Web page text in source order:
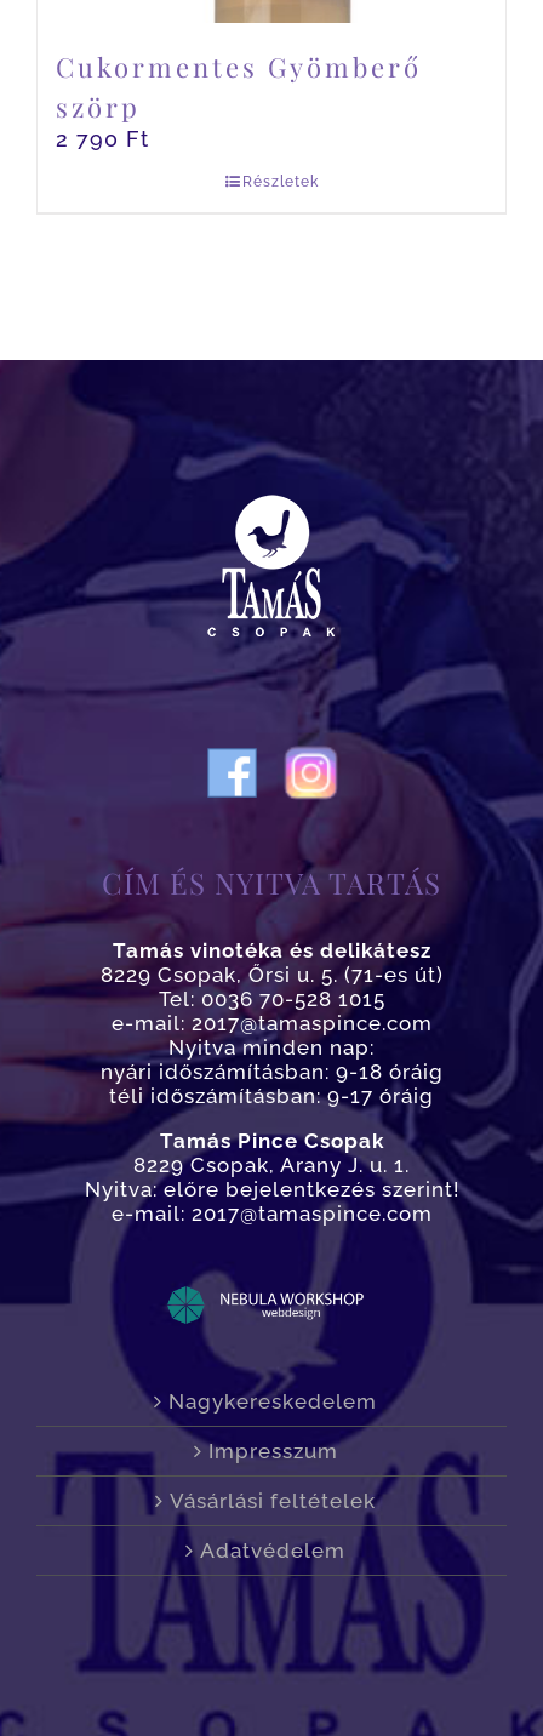
Cukormentes Gyömberő
szörp
2 790 Ft
Részletek
CÍM ÉS NYITVA TARTÁS
Tamás vinotéka és delikátesz
8229 Csopak, Őrsi u. 5. (71-es út)
Tel: 0036 70-528 1015
e-mail: 2017@tamaspince.com
Nyitva minden nap:
nyári időszámításban: 9-18 óráig
téli időszámításban: 9-17 óráig
Tamás Pince Csopak
8229 Csopak, Arany J. u. 1.
Nyitva: előre bejelentkezés szerint!
e-mail: 2017@tamaspince.com
Nagykereskedelem
Impresszum
Vásárlási feltételek
Adatvédelem